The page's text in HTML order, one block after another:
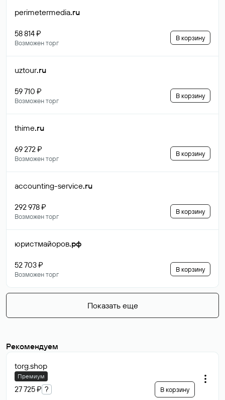
perimetermedia.ru
58 814 ₽
Возможен торг
В корзину
uztour.ru
59 710 ₽
Возможен торг
В корзину
thime.ru
69 272 ₽
Возможен торг
В корзину
accounting-service.ru
292 978 ₽
Возможен торг
В корзину
юристмайоров.рф
52 703 ₽
Возможен торг
В корзину
Показать еще
Рекомендуем
torg.shop
Премиум
27 725 ₽ ? В корзину